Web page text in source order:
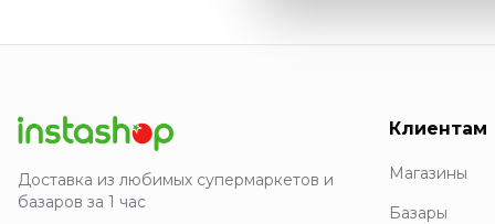
Доставка из любимых супермаркетов и
базаров за 1 час
Клиентам
Магазины
Базары